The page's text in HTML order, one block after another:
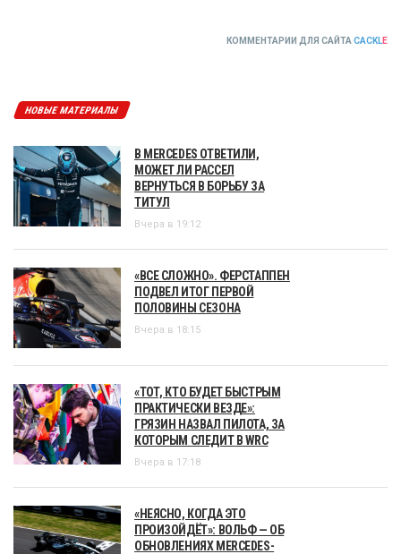
КОММЕНТАРИИ ДЛЯ САЙТА CACKLE
НОВЫЕ МАТЕРИАЛЫ
В MERCEDES ОТВЕТИЛИ,
МОЖЕТ ЛИ РАССЕЛ
ВЕРНУТЬСЯ В БОРЬБУ ЗА
ТИТУЛ
Вчера в 19:12
«ВСЕ СЛОЖНО». ФЕРСТАППЕН
ПОДВЕЛ ИТОГ ПЕРВОЙ
ПОЛОВИНЫ СЕЗОНА
Вчера в 18:15
«ТОТ, КТО БУДЕТ БЫСТРЫМ
ПРАКТИЧЕСКИ ВЕЗДЕ»:
ГРЯЗИН НАЗВАЛ ПИЛОТА, ЗА
КОТОРЫМ СЛЕДИТ В WRC
Вчера в 17:18
«НЕЯСНО, КОГДА ЭТО
ПРОИЗОЙДЁТ»: ВОЛЬФ — ОБ
ОБНОВЛЕНИЯХ MERCEDES-